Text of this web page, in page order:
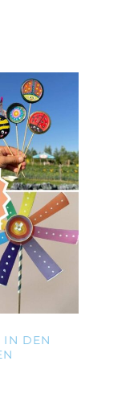
IN DEN